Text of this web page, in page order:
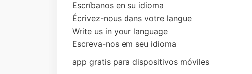
Escríbanos en su idioma
Écrivez-nous dans votre langue
Write us in your language
Escreva-nos em seu idioma
app gratis para dispositivos móviles